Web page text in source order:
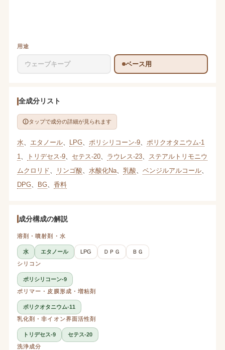
用途
ウェーブキープ ベース用
全成分リスト
タップで成分の詳細が見られます
水 エタノール、 LPG、 ポリシリコーン-9、 ポリクオタニウム-1
1
トリデセス-9、 セテス-20、 ラウレス-23、
ステアルトリモニウ
ムクロリド
リンゴ酸 水酸化Na、 乳酸 ベンジルアルコール、
DPG、 BG、 香料
成分構成の解説
溶剤・噴射剤・水
水 エタノール LPG ＤＰＧ
ＢＧ
シリコン
ポリシリコーン-9
ポリマー・皮膜形成・増粘剤
ポリクオタニウム-11
乳化剤・非イオン界面活性剤
トリデセス-9
セテス-20
洗浄成分